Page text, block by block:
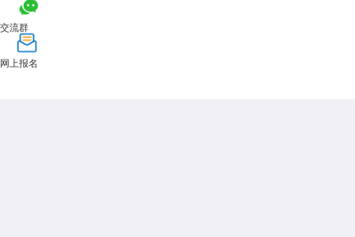
六、常见风险与官方核实渠道
在确认2026年天津工业大学成人高考报名条件是什么的过程中，考
生需警惕以下违规行为。任何声称“不符合条件可代报”“学历不够可包装
通过”的中介承诺均属欺诈，天津市报名系统已实现多部门数据联网核
交流群
网上报名